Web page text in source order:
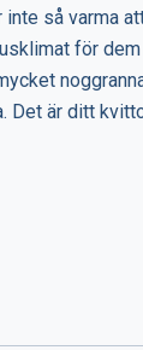
så varma
för
Det är ditt